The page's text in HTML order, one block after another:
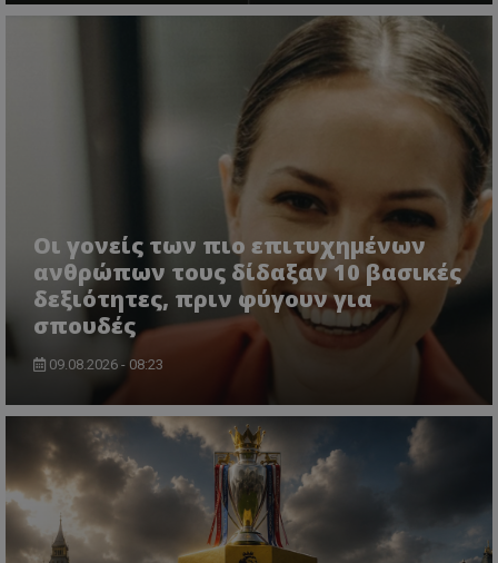
Οι γονείς των πιο επιτυχημένων
ανθρώπων τους δίδαξαν 10 βασικές
δεξιότητες, πριν φύγουν για
σπουδές
09.08.2026 - 08:23